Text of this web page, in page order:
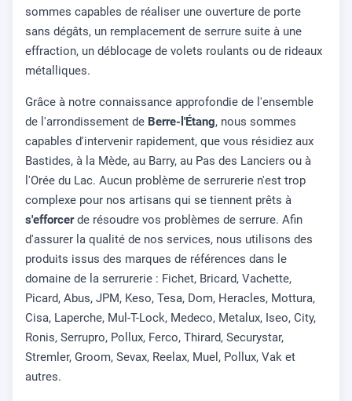
sommes capables de réaliser une ouverture de porte
sans dégâts, un remplacement de serrure suite à une
effraction, un déblocage de volets roulants ou de rideaux
métalliques.
Grâce à notre connaissance approfondie de l'ensemble
de l'arrondissement de Berre-l'Étang, nous sommes
capables d'intervenir rapidement, que vous résidiez aux
Bastides, à la Mède, au Barry, au Pas des Lanciers ou à
l'Orée du Lac. Aucun problème de serrurerie n'est trop
complexe pour nos artisans qui se tiennent prêts à
s'efforcerde résoudre vos problèmes de serrure. Afin
d'assurer la qualité de nos services, nous utilisons des
produits issus des marques de références dans le
domaine de la serrurerie : Fichet, Bricard, Vachette,
Picard, Abus, JPM, Keso, Tesa, Dom, Heracles, Mottura,
Cisa, Laperche, Mul-T-Lock, Medeco, Metalux, Iseo, City,
Ronis, Serrupro, Pollux, Ferco, Thirard, Securystar,
Stremler, Groom, Sevax, Reelax, Muel, Pollux, Vak et
autres.